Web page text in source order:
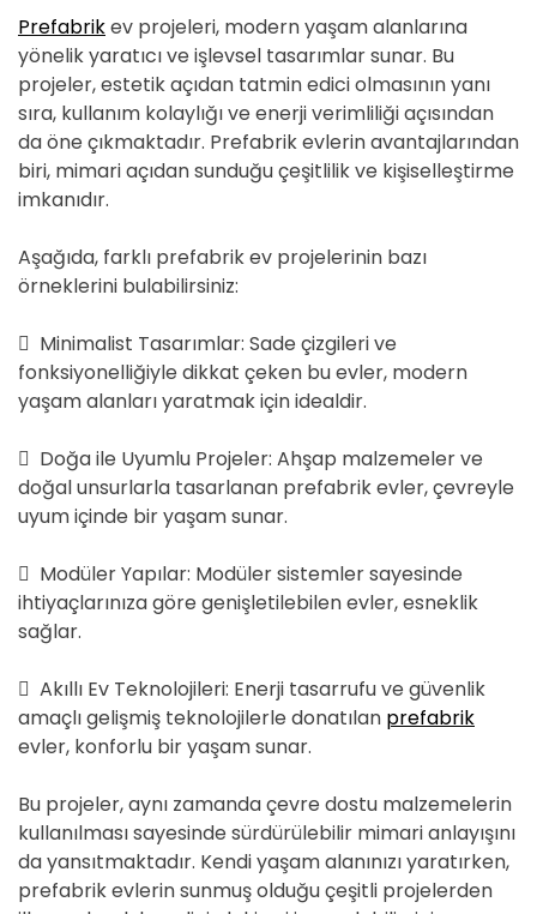
Prefabrikev projeleri, modern yaşam alanlarına
yönelik yaratıcı ve işlevsel tasarımlar sunar. Bu
projeler, estetik açıdan tatmin edici olmasının yanı
sıra, kullanım kolaylığı ve enerji verimliliği açısından
da öne çıkmaktadır. Prefabrik evlerin avantajlarından
biri, mimari açıdan sunduğu çeşitlilik ve kişiselleştirme
imkanıdır.
Aşağıda, farklı prefabrik ev projelerinin bazı
örneklerini bulabilirsiniz:
 Minimalist Tasarımlar: Sade çizgileri ve
fonksiyonelliğiyle dikkat çeken bu evler, modern
yaşam alanları yaratmak için idealdir.
 Doğa ile Uyumlu Projeler: Ahşap malzemeler ve
doğal unsurlarla tasarlanan prefabrik evler, çevreyle
uyum içinde bir yaşam sunar.
 Modüler Yapılar: Modüler sistemler sayesinde
ihtiyaçlarınıza göre genişletilebilen evler, esneklik
sağlar.
 Akıllı Ev Teknolojileri: Enerji tasarrufu ve güvenlik
amaçlı gelişmiş teknolojilerle donatılan prefabrik
evler, konforlu bir yaşam sunar.
Bu projeler, aynı zamanda çevre dostu malzemelerin
kullanılması sayesinde sürdürülebilir mimari anlayışını
da yansıtmaktadır. Kendi yaşam alanınızı yaratırken,
prefabrik evlerin sunmuş olduğu çeşitli projelerden